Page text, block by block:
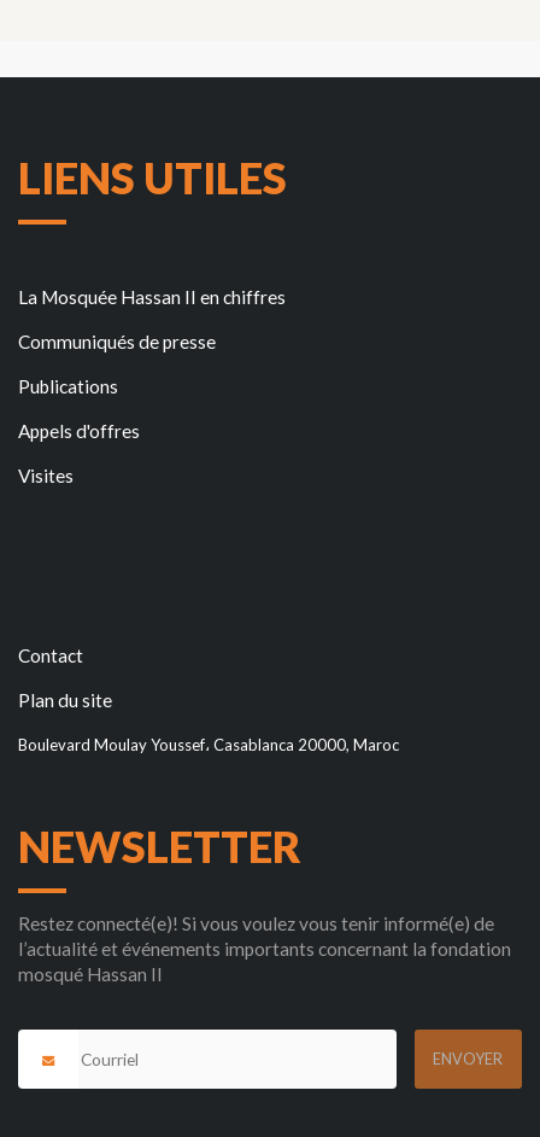
LIENS UTILES
La Mosquée Hassan II en chiffres
Communiqués de presse
Publications
Appels d'offres
Visites
Contact
Plan du site
Boulevard Moulay Youssef، Casablanca 20000, Maroc
NEWSLETTER
Restez connecté(e)! Si vous voulez vous tenir informé(e) de
l’actualité et événements importants concernant la fondation
mosqué Hassan II